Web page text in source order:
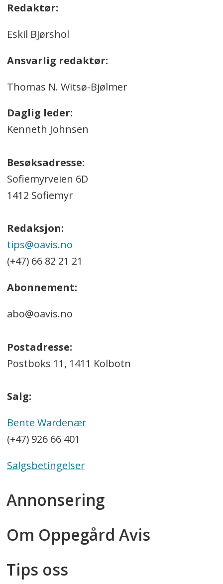
Redaktør:
Eskil Bjørshol
Ansvarlig redaktør:
Thomas N. Witsø-Bjølmer
Daglig leder:
Kenneth Johnsen
Besøksadresse:
Sofiemyrveien 6D
1412 Sofiemyr
Redaksjon:
tips@oavis.no
(+47) 66 82 21 21
Abonnement:
abo@oavis.no
Postadresse:
Postboks 11, 1411 Kolbotn
Salg:
Bente Wardenær
(+47) 926 66 401
Salgsbetingelser
Annonsering
Om Oppegård Avis
Tips oss